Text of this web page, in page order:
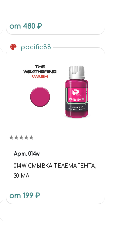
от 480 ₽
pacific88
Арт. 014w
014W СМЫВКА ТЕЛЕМАГЕНТА,
30 МЛ
от 199 ₽